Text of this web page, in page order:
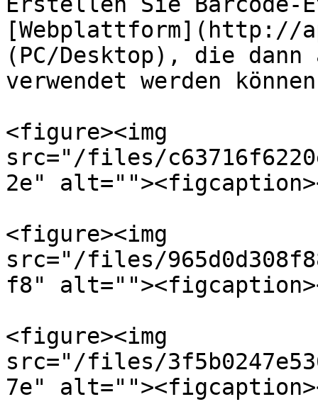
[Webplattform](http://
(PC/Desktop), die
verwendet werden
<figure><img
src="/files/
2e"
<figure><img
src="/files/
f8"
<figure><img
src="/files/
7e"